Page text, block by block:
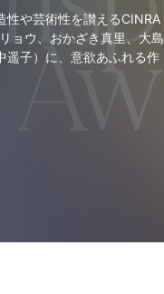
性や芸術性を讃えるCINRA
ョウ、おかざき真里、大島
遥子）に、意欲あふれる作